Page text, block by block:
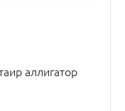
аллигатор